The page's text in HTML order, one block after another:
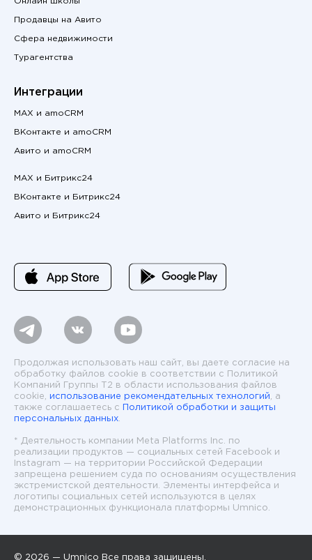
Продавцы на Авито
Сфера недвижимости
Турагентства
Интеграции
MAX и amoCRM
ВКонтакте и amoCRM
Авито и amoCRM
MAX и Битрикс24
ВКонтакте и Битрикс24
Авито и Битрикс24
Продолжая использовать наш сайт, вы даете согласие на
обработку файлов cookie в соответствии с Политикой
Компаний Группы T2 в области использования файлов
cookie, использование рекомендательных технологий , а
также соглашаетесь с
Политикой обработки и защиты
персональных данных
* Деятельность компании Meta Platforms Inc. по
реализации продуктов — социальных сетей Facebook и
Instagram — на территории Российской Федерации
запрещена решением суда по основаниям осуществления
экстремистской деятельности. Элементы интерфейса и
логотипы социальных сетей используются в целях
демонстрационных функционала платформы Umnico.
© 2026 — Umnico Все права защищены.